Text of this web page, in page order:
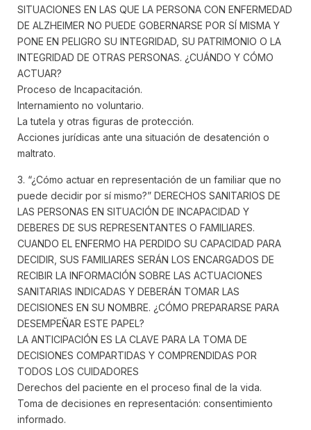
SITUACIONES EN LAS QUE LA PERSONA CON ENFERMEDAD
DE ALZHEIMER NO PUEDE GOBERNARSE POR SÍ MISMA Y
PONE EN PELIGRO SU INTEGRIDAD, SU PATRIMONIO O LA
INTEGRIDAD DE OTRAS PERSONAS. ¿CUÁNDO Y CÓMO
ACTUAR?
Proceso de Incapacitación.
Internamiento no voluntario.
La tutela y otras figuras de protección.
Acciones jurídicas ante una situación de desatención o
maltrato.
3. “¿Cómo actuar en representación de un familiar que no
puede decidir por sí mismo?” DERECHOS SANITARIOS DE
LAS PERSONAS EN SITUACIÓN DE INCAPACIDAD Y
DEBERES DE SUS REPRESENTANTES O FAMILIARES.
CUANDO EL ENFERMO HA PERDIDO SU CAPACIDAD PARA
DECIDIR, SUS FAMILIARES SERÁN LOS ENCARGADOS DE
RECIBIR LA INFORMACIÓN SOBRE LAS ACTUACIONES
SANITARIAS INDICADAS Y DEBERÁN TOMAR LAS
DECISIONES EN SU NOMBRE. ¿CÓMO PREPARARSE PARA
DESEMPEÑAR ESTE PAPEL?
LA ANTICIPACIÓN ES LA CLAVE PARA LA TOMA DE
DECISIONES COMPARTIDAS Y COMPRENDIDAS POR
TODOS LOS CUIDADORES
Derechos del paciente en el proceso final de la vida.
Toma de decisiones en representación: consentimiento
informado.